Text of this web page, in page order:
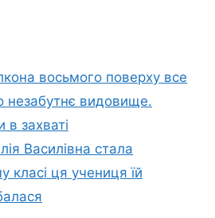
восьмого поверху все
незабутнє видовище.
в захваті
Василівна стала
класі ця учениця їй